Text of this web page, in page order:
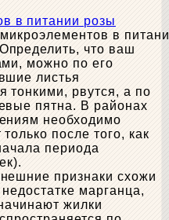
в
Определить, что ваш
можно по его
листья
тонкими, рвутся, а по
пятна. В районах
необходимо
после того, как
периода
признаки схожи
марганца,
жилки